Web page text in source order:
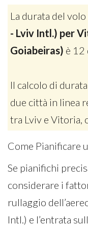
La durata del
- Lviv Intl.) per
Goiabeiras) è 12
Il calcolo di
due città in linea
tra Lviv e Vitoria,
Come Pianificare
Se pianifichi
considerare i
rullaggio
Intl.) e l’entrata